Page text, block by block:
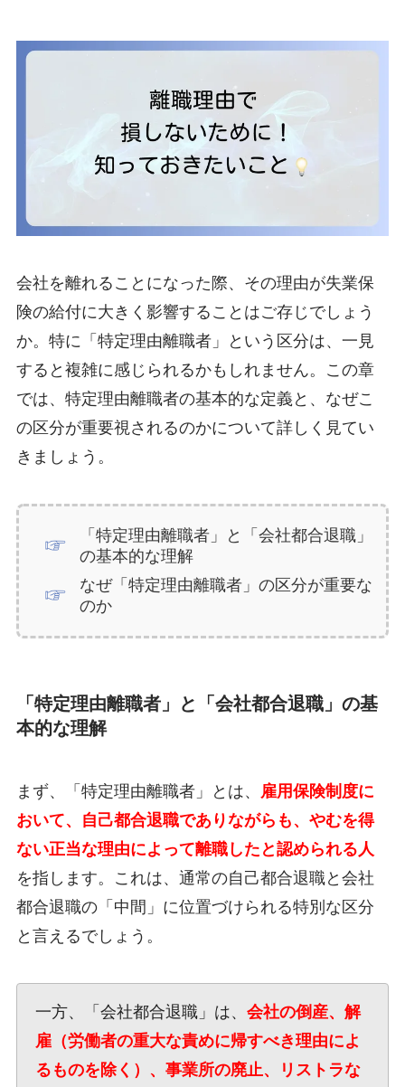
会社を離れることになった際、その理由が失業保
険の給付に大きく影響することはご存じでしょう
か。特に「特定理由離職者」という区分は、一見
すると複雑に感じられるかもしれません。この章
では、特定理由離職者の基本的な定義と、なぜこ
の区分が重要視されるのかについて詳しく見てい
きましょう。
「特定理由離職者」と「会社都合退職」
の基本的な理解
なぜ「特定理由離職者」の区分が重要な
のか
「特定理由離職者」と「会社都合退職」の基
本的な理解
まず、「特定理由離職者」とは、
雇用保険制度に
おいて、自己都合退職でありながらも、やむを得
ない正当な理由によって離職したと認められる人
を指します。これは、通常の自己都合退職と会社
都合退職の「中間」に位置づけられる特別な区分
と言えるでしょう。
一方、「会社都合退職」は、 会社の倒産、解
雇（労働者の重大な責めに帰すべき理由によ
るものを除く）、事業所の廃止、リストラな